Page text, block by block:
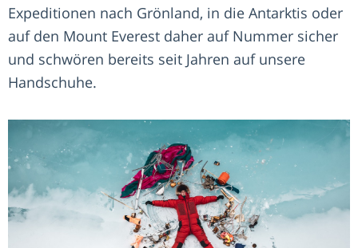
Expeditionen nach Grönland, in die Antarktis oder
auf den Mount Everest daher auf Nummer sicher
und schwören bereits seit Jahren auf unsere
Handschuhe.